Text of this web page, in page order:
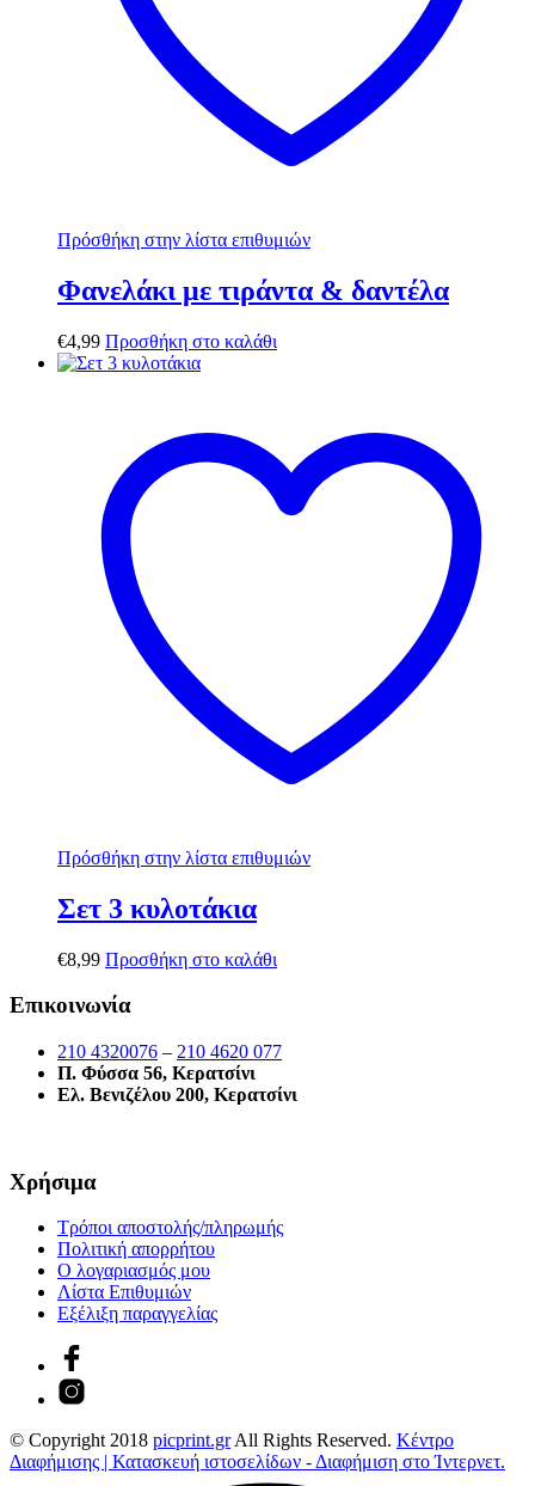
Πρόσθήκη στην λίστα επιθυμιών
Φανελάκι με τιράντα & δαντέλα
€4,99 Προσθήκη στο καλάθι
Πρόσθήκη στην λίστα επιθυμιών
Σετ 3 κυλοτάκια
€8,99 Προσθήκη στο καλάθι
Επικοινωνία
210 4320076 – 210 4620 077
Π. Φύσσα 56, Κερατσίνι
Ελ. Βενιζέλου 200, Κερατσίνι
Χρήσιμα
Τρόποι αποστολής/πληρωμής
Πολιτική απορρήτου
Ο λογαριασμός μου
Λίστα Επιθυμιών
Εξέλιξη παραγγελίας
© Copyright 2018 picprint.grAll Rights Reserved. Κέντρο
Διαφήμισης | Κατασκευή ιστοσελίδων - Διαφήμιση στο Ίντερνετ.